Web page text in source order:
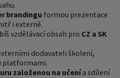
brandingu formou prezentace
i externě.
vzdělávací obsah pro CZ a SK
dodavateli školení,
platformami.
založenou na učenía sdílení